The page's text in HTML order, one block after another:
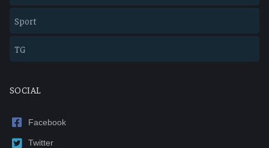
Sport
TG
SOCIAL
Facebook
Twitter